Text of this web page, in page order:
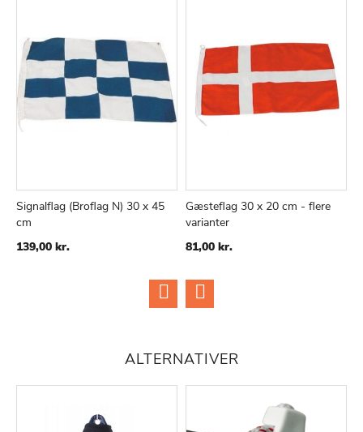
Signalflag (Broflag N) 30 x 45
cm
139,00 kr.
Gæsteflag 30 x 20 cm - flere
varianter
81,00 kr.
ALTERNATIVER